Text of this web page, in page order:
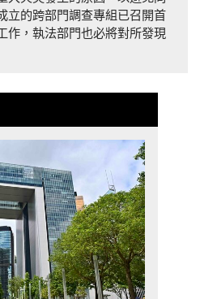
立的跨部門調查專組已召開首
作，執法部門也必將對所發現